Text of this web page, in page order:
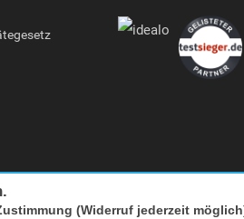
(Widerruf jederzeit